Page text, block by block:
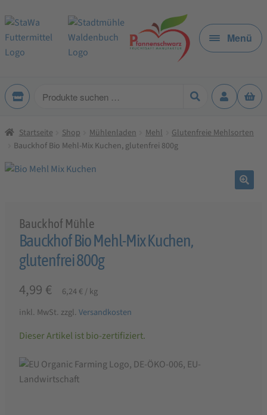
Zur
Navigation
springen
Zum
Inhalt
springen
Menü
Produkte
Startseite Shop Mühlenladen Mehl
Glutenfreie Mehlsorten
Bauckhof Bio Mehl-Mix Kuchen, glutenfrei 800g
Bauckhof Mühle
Bauckhof Bio Mehl-Mix Kuchen,
glutenfrei 800g
4,99 € 6,24 €/kg
inkl. MwSt. zzgl. Versandkosten
Dieser Artikel ist bio-zertifiziert.